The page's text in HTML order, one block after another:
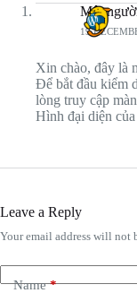
Một
19
Xin chào, đây là
Để bắt đầu kiểm
lòng truy cập
Hình đại diện
Leave a Reply
Your email address will not
Name*